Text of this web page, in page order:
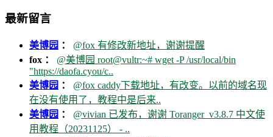
最新留言
美博园 ： @fox 有修改新地址，谢谢提醒
fox ： @美博园 root@vultr:~# wget -P /usr/local/bin
"https://daofa.cyou/c..
美博园 ： @fox caddy下载地址，有改变。以前的域名现
在没有使用了，教程中是后来..
美博园 ： @vivian 已发布，谢谢 Toranger_v3.8.7 中文使
用教程（20231125） - ..